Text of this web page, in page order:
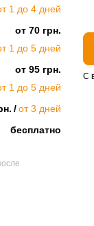
1 до 4 дней
от 70 грн.
1 до 5 дней
от 95 грн.
1 до 5 дней
от 3 дней
бесплатно
С